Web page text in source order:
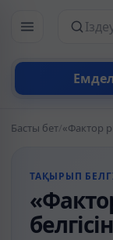
Басты бет/«Фактор
ТАҚЫРЫП